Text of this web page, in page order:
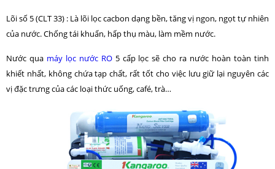
Lõi số 5 (CLT 33) : Là lõi lọc cacbon dạng bền, tăng vị ngon, ngọt tự nhiên
của nước. Chống tái khuẩn, hấp thụ màu, làm mềm nước.
Nước qua máy lọc nước RO5 cấp lọc sẽ cho ra nước hoàn toàn tinh
khiết nhất, không chứa tạp chất, rất tốt cho việc lưu giữ lại nguyên các
vị đặc trưng của các loại thức uống, café, trà…